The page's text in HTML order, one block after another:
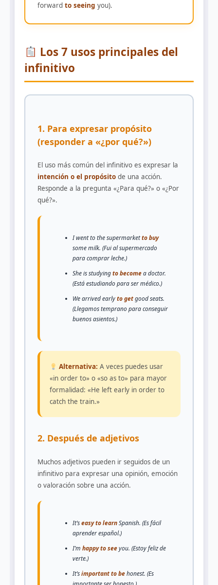
forward to seeing you).
Los 7 usos principales del
infinitivo
1. Para expresar propósito
(responder a «¿por qué?»)
El uso más común del infinitivo es expresar la
intención o el propósito de una acción.
Responde a la pregunta «¿Para qué?» o «¿Por
qué?».
I went to the supermarketto buy
some milk. (Fui al supermercado
para comprar leche.)
She is studyingto becomea doctor.
(Está estudiando para ser médico.)
We arrived earlyto getgood seats.
(Llegamos temprano para conseguir
buenos asientos.)
Alternativa: A veces puedes usar
«in order to» o «so as to» para mayor
formalidad: «He left early in order to
catch the train.»
2. Después de adjetivos
Muchos adjetivos pueden ir seguidos de un
infinitivo para expresar una opinión, emoción
o valoración sobre una acción.
It’seasy to learnSpanish. (Es fácil
aprender español.)
I’m happy to seeyou. (Estoy feliz de
verte.)
It’simportant to behonest. (Es